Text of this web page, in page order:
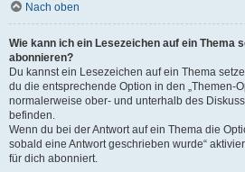
Nach oben
Wie kann ich ein Lesezeichen auf ein Thema
abonnieren?
Du kannst ein Lesezeichen auf ein Thema
du die entsprechende Option in den „Themen-
normalerweise ober- und unterhalb des
befinden.
Wenn du bei der Antwort auf ein Thema die
sobald eine Antwort geschrieben wurde“
für dich abonniert.